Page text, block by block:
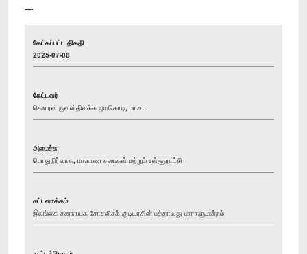
----
கேட்கப்பட்ட திகதி
2025-07-08
கேட்டவர்
கௌரவ ருவன்திலக்க ஜயகொடி, பா.உ.
அமைச்சு
பொதுநிர்வாக, மாகாண சபைகள் மற்றும் உள்ளூராட்சி
சட்டவாக்கம்
இலங்கை சனநாயக சோசலிசக் குடியரசின் பத்தாவது பாராளுமன்றம்